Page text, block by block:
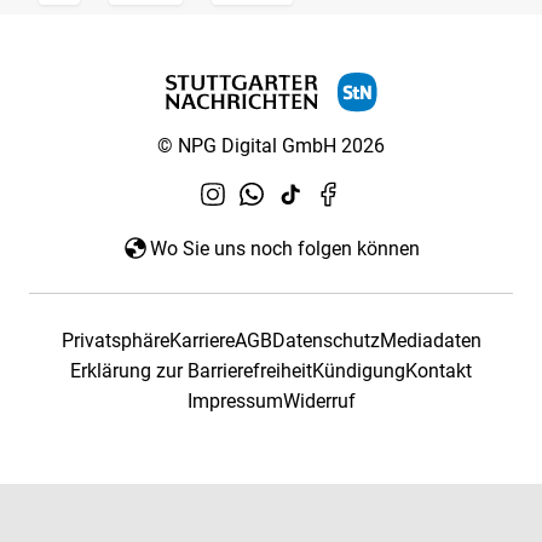
© NPG Digital GmbH 2026
Wo Sie uns noch folgen können
PrivatsphäreKarriereAGBDatenschutzMediadaten
Erklärung zur BarrierefreiheitKündigungKontakt
ImpressumWiderruf